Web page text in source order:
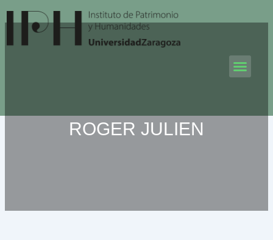
al
contenido
ROGER JULIEN